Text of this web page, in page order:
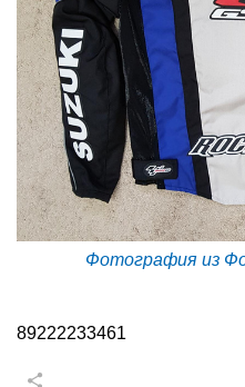
Фотография из
89222233461